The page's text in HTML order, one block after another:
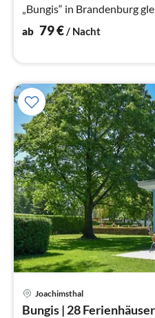
„Bungis“ in Brandenburg
Ausfuhrung.
ab 79€/ Nacht
Joachimsthal
Bungis | 28